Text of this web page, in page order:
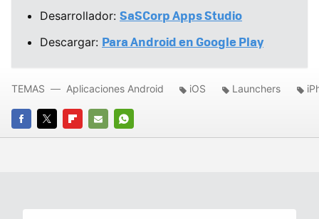
Desarrollador: SaSCorp Apps Studio
Descargar: Para Android en Google Play
FACEBOOK
TWITTERFLIPBOARD
E-
WHATSAPP
TEMAS Aplicaciones Android iOS Launchers